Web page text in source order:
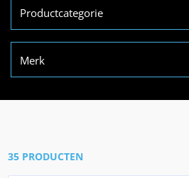
Productcategorie
Merk
35 PRODUCTEN